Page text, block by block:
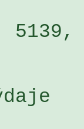
5139,